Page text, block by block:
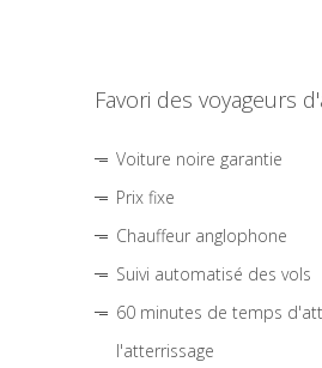
Favori des voyageurs
Voiture noire garantie
Prix fixe
Chauffeur anglophone
Suivi automatisé des vols
60 minutes de temps
l'atterrissage